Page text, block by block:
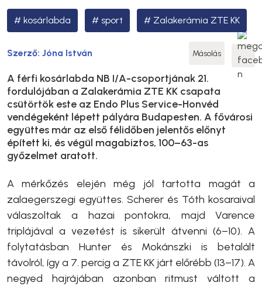
kosárlabda sport Zalakerámia ZTE KK
Szerző: Jóna István Másolás
A férfi kosárlabda NB I/A-csoportjának 21.
fordulójában a Zalakerámia ZTE KK csapata
csütörtök este az Endo Plus Service-Honvéd
vendégeként lépett pályára Budapesten. A fővárosi
együttes már az első félidőben jelentős előnyt
épített ki, és végül magabiztos, 100–63-as
győzelmet aratott.
A mérkőzés elején még jól tartotta magát a
zalaegerszegi együttes. Scherer és Tóth kosaraival
válaszoltak a hazai pontokra, majd Varence
triplájával a vezetést is sikerült átvenni (6–10). A
folytatásban Hunter és Mokánszki is betalált
távolról, így a 7. percig a ZTE KK járt előrébb (13–17). A
negyed hajrájában azonban ritmust váltott a